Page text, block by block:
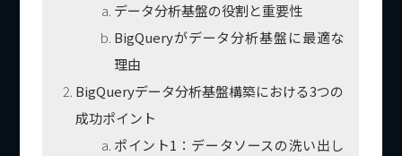
データ分析基盤の役割と重要性
BigQueryがデータ分析基盤に最適な
理由
BigQueryデータ分析基盤構築における3つの
成功ポイント
ポイント1：データソースの洗い出し